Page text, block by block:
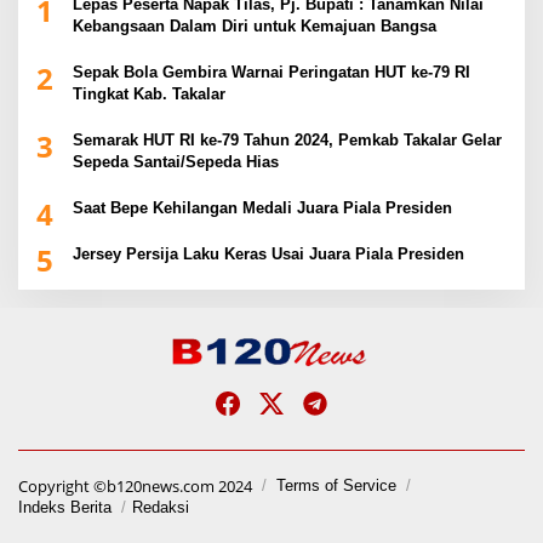
1
Lepas Peserta Napak Tilas, Pj. Bupati : Tanamkan Nilai
Kebangsaan Dalam Diri untuk Kemajuan Bangsa
2
Sepak Bola Gembira Warnai Peringatan HUT ke-79 RI
Tingkat Kab. Takalar
3
Semarak HUT RI ke-79 Tahun 2024, Pemkab Takalar Gelar
Sepeda Santai/Sepeda Hias
4 Saat Bepe Kehilangan Medali Juara Piala Presiden
5 Jersey Persija Laku Keras Usai Juara Piala Presiden
Copyright ©b120news.com 2024
Terms of Service
Indeks Berita
Redaksi